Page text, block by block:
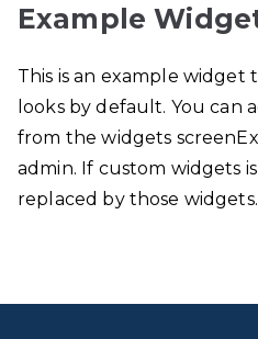
Example
This is an example widget
looks by default. You can
from the widgets
admin. If custom widgets
replaced by those widgets.